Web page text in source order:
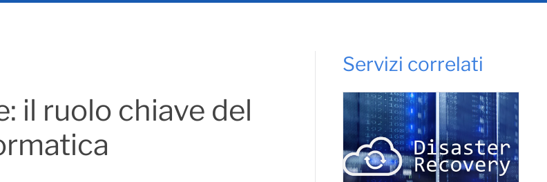
il ruolo chiave del
Servizi correlati